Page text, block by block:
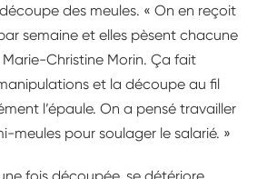
des meules. « On en reçoit
semaine et elles pèsent chacune
Christine Morin. Ça fait
et la découpe au fil
l’épaule. On a pensé travailler
meules pour soulager le salarié. »
fois découpée, se détériore